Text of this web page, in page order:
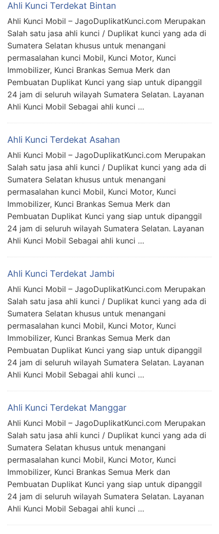
Ahli Kunci Terdekat Bintan
Ahli Kunci Mobil – JagoDuplikatKunci.com Merupakan
Salah satu jasa ahli kunci / Duplikat kunci yang ada di
Sumatera Selatan khusus untuk menangani
permasalahan kunci Mobil, Kunci Motor, Kunci
Immobilizer, Kunci Brankas Semua Merk dan
Pembuatan Duplikat Kunci yang siap untuk dipanggil
24 jam di seluruh wilayah Sumatera Selatan. Layanan
Ahli Kunci Mobil Sebagai ahli kunci …
Ahli Kunci Terdekat Asahan
Ahli Kunci Mobil – JagoDuplikatKunci.com Merupakan
Salah satu jasa ahli kunci / Duplikat kunci yang ada di
Sumatera Selatan khusus untuk menangani
permasalahan kunci Mobil, Kunci Motor, Kunci
Immobilizer, Kunci Brankas Semua Merk dan
Pembuatan Duplikat Kunci yang siap untuk dipanggil
24 jam di seluruh wilayah Sumatera Selatan. Layanan
Ahli Kunci Mobil Sebagai ahli kunci …
Ahli Kunci Terdekat Jambi
Ahli Kunci Mobil – JagoDuplikatKunci.com Merupakan
Salah satu jasa ahli kunci / Duplikat kunci yang ada di
Sumatera Selatan khusus untuk menangani
permasalahan kunci Mobil, Kunci Motor, Kunci
Immobilizer, Kunci Brankas Semua Merk dan
Pembuatan Duplikat Kunci yang siap untuk dipanggil
24 jam di seluruh wilayah Sumatera Selatan. Layanan
Ahli Kunci Mobil Sebagai ahli kunci …
Ahli Kunci Terdekat Manggar
Ahli Kunci Mobil – JagoDuplikatKunci.com Merupakan
Salah satu jasa ahli kunci / Duplikat kunci yang ada di
Sumatera Selatan khusus untuk menangani
permasalahan kunci Mobil, Kunci Motor, Kunci
Immobilizer, Kunci Brankas Semua Merk dan
Pembuatan Duplikat Kunci yang siap untuk dipanggil
24 jam di seluruh wilayah Sumatera Selatan. Layanan
Ahli Kunci Mobil Sebagai ahli kunci …